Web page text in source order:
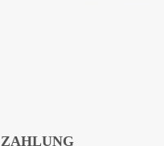
ZAHLUNG